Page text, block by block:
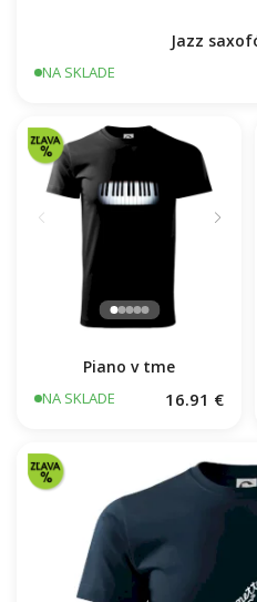
Jazz
NA SKLADE
Piano v tme
NA SKLADE 16.91 €